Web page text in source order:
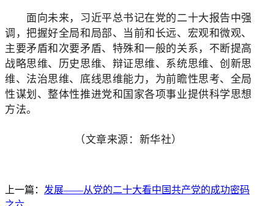
面向未来，习近平总书记在党的二十大报告中强
调，把握好全局和局部、当前和长远、宏观和微观、
主要矛盾和次要矛盾、特殊和一般的关系，不断提高
战略思维、历史思维、辩证思维、系统思维、创新思
维、法治思维、底线思维能力，为前瞻性思考、全局
性谋划、整体性推进党和国家各项事业提供科学思想
方法。
（文章来源：新华社）
上一篇： 发展——从党的二十大看中国共产党的成功密码